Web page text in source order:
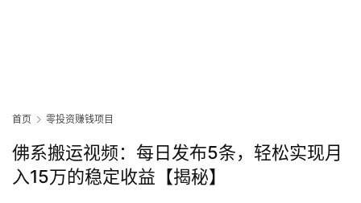
首页 零投资赚钱项目
佛系搬运视频：每日发布5条，轻松实现月
入15万的稳定收益【揭秘】